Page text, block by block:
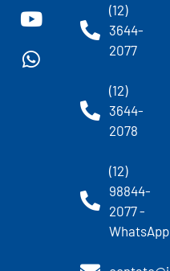
(12)
3644-
2077
(12)
3644-
2078
(12)
98844-
2077 -
WhatsApp